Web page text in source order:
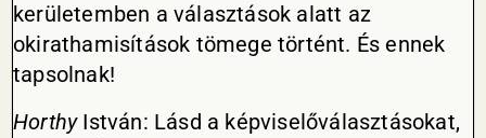
kerületemben a választások alatt az
okirathamisítások tömege történt. És ennek
tapsolnak!
HorthyIstván: Lásd a képviselőválasztásokat,